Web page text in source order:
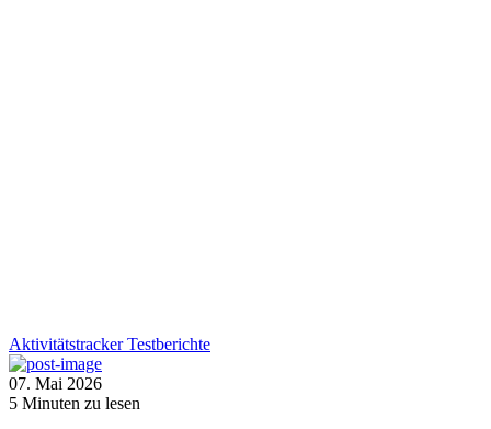
AktivitätstrackerTestberichte
07. Mai 2026
5 Minuten zu lesen